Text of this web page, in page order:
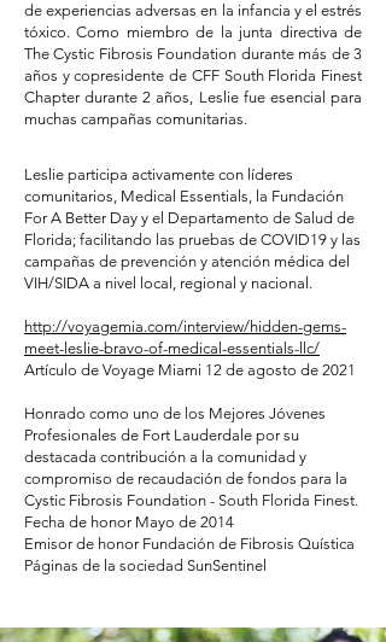
de experiencias adversas en la infancia y el estrés
tóxico. Como miembro de la junta directiva de
The Cystic Fibrosis Foundation durante más de 3
años y copresidente de CFF South Florida Finest
Chapter durante 2 años, Leslie fue esencial para
muchas campañas comunitarias.
Leslie participa activamente con líderes
comunitarios, Medical Essentials, la Fundación
For A Better Day y el Departamento de Salud de
Florida; facilitando las pruebas de COVID19 y las
campañas de prevención y atención médica del
VIH/SIDA a nivel local, regional y nacional.​
http://voyagemia.com/interview/hidden-gems-
meet-leslie-bravo-of-medical-essentials-llc/
Artículo de Voyage Miami 12 de agosto de 2021
Honrado como uno de los Mejores Jóvenes
Profesionales de Fort Lauderdale por su
destacada contribución a la comunidad y
compromiso de recaudación de fondos para la
Cystic Fibrosis Foundation - South Florida Finest.
Fecha de honor Mayo de 2014
Emisor de honor Fundación de Fibrosis Quística
Páginas de la sociedad SunSentinel